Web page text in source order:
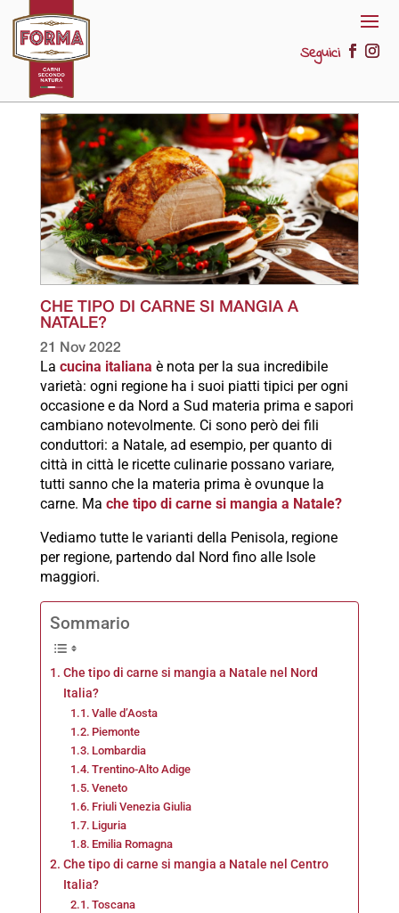
Seguici
CHE TIPO DI CARNE SI MANGIA A
NATALE?
21 Nov 2022
La cucina italiana è nota per la sua incredibile
varietà: ogni regione ha i suoi piatti tipici per ogni
occasione e da Nord a Sud materia prima e sapori
cambiano notevolmente. Ci sono però dei fili
conduttori: a Natale, ad esempio, per quanto di
città in città le ricette culinarie possano variare,
tutti sanno che la materia prima è ovunque la
carne. Ma che tipo di carne si mangia a Natale?
Vediamo tutte le varianti della Penisola, regione
per regione, partendo dal Nord fino alle Isole
maggiori.
Sommario
Che tipo di carne si mangia a Natale nel Nord
Italia?
Valle d’Aosta
Piemonte
Lombardia
Trentino-Alto Adige
Veneto
Friuli Venezia Giulia
Liguria
Emilia Romagna
Che tipo di carne si mangia a Natale nel Centro
Italia?
Toscana